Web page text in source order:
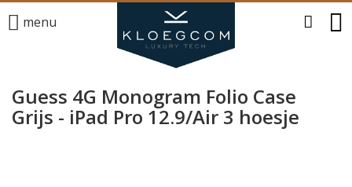
menu
Guess 4G Monogram Folio Case
Grijs - iPad Pro 12.9/Air 3 hoesje